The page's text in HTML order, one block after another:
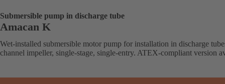
Submersible pump in discharge tube
Amacan K
Wet-installed submersible motor pump for installation in discharge
channel impeller, single-stage, single-entry. ATEX-compliant version